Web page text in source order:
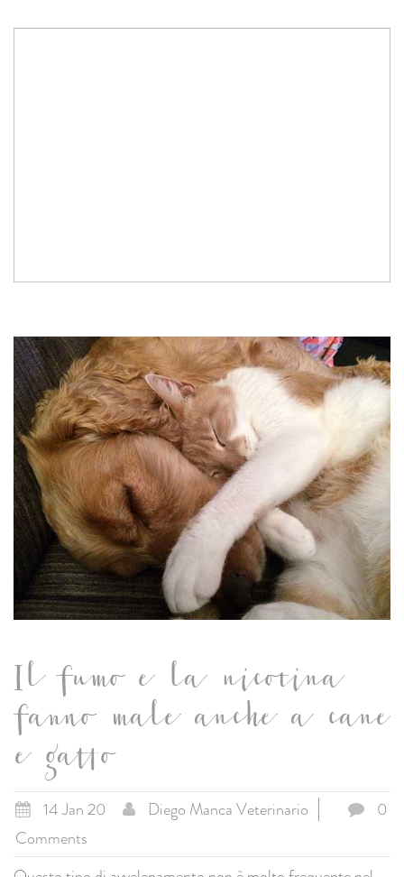
Il fumo e la nicotina
fanno male anche a cane
e gatto
14 Jan 20 Diego Manca Veterinario
0
Comments